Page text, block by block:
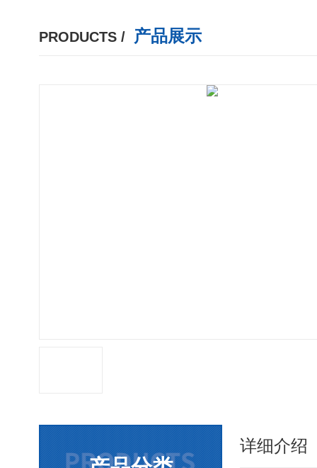
PRODUCTS / 产品展示
详细介绍